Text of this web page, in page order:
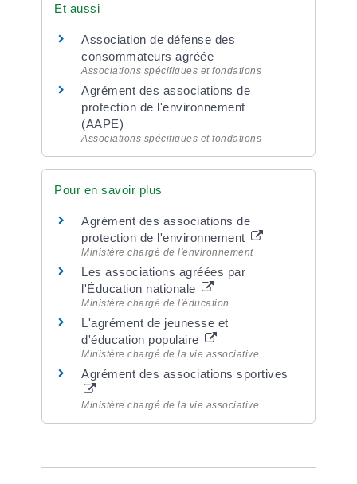
Et aussi
Association de défense des
consommateurs agréée
Associations spécifiques et fondations
Agrément des associations de
protection de l'environnement
(AAPE)
Associations spécifiques et fondations
Pour en savoir plus
Agrément des associations de
protection de l'environnement
Ministère chargé de l'environnement
Les associations agréées par
l'Éducation nationale
Ministère chargé de l'éducation
L'agrément de jeunesse et
d'éducation populaire
Ministère chargé de la vie associative
Agrément des associations sportives
Ministère chargé de la vie associative